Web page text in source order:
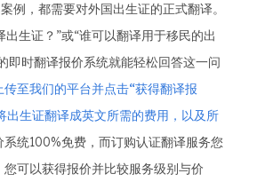
例，都需要对外国出生证的正式翻译。
出生证？”或“谁可以翻译用于移民的出
即时翻译报价系统就能轻松回答这一问
至我们的平台并点击“获得翻译报
出生证翻译成英文所需的费用，以及所
系统100%免费，而订购认证翻译服务您
可以获得报价并比较服务级别与价